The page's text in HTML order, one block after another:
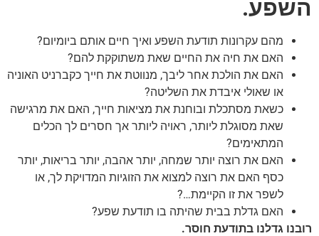
השפע.
מהם עקרונות תודעת השפע ואיך חיים אותם ביומיום?
האם את חיה את החיים שאת משתוקקת להם?
האם את הולכת אחר ליבך, מנווטת את חייך כקברניט האוניה
או שאולי איבדת את השליטה?
כשאת מסתכלת ובוחנת את מציאות חייך, האם את מרגישה
שאת מסוגלת ליותר, ראויה ליותר אך חסרים לך הכלים
המתאימים?
האם את רוצה יותר שמחה, יותר אהבה, יותר בריאות, יותר
כסף האם את רוצה למצוא את הזוגיות המדויקת לך, או
לשפר את זו הקיימת…?
האם גדלת בבית שהיתה בו תודעת שפע?
רובנו גדלנו בתודעת חוסר.